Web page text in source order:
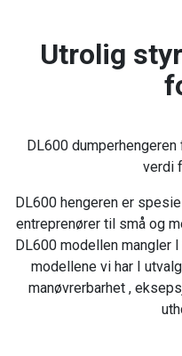
Utrolig
DL600
verdi
DL600 hengeren er
entreprenører til små og
DL600 modellen mangler
modellene vi har I
manøvrerbarhet ,